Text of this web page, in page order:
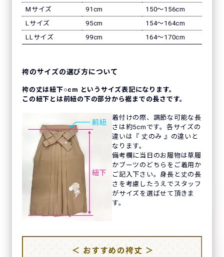
Mサイズ
91cm
150〜156cm
Lサイズ
95cm
154〜164cm
LLサイズ
99cm 164〜170cm
袴のサイズの選び方について
袴の丈は紐下○cm というサイズ表記になります。
この紐下とは前紐の下の部分から裾までの長さです。
着付けの際、調節な可能な長
さは約5cmです。各サイズの
違いは『 丈のみ 』の違いと
なります。
備考欄に当日のお履物は草履
かブーツのどちらをご着用か
ご記入下さい。身長と丈の長
さを考慮したうえでスタッフ
がサイズを選ばせて頂きま
す。